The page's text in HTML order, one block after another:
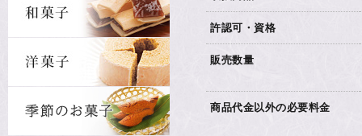
許認可・資格
販売数量
商品代金以外の必要料金